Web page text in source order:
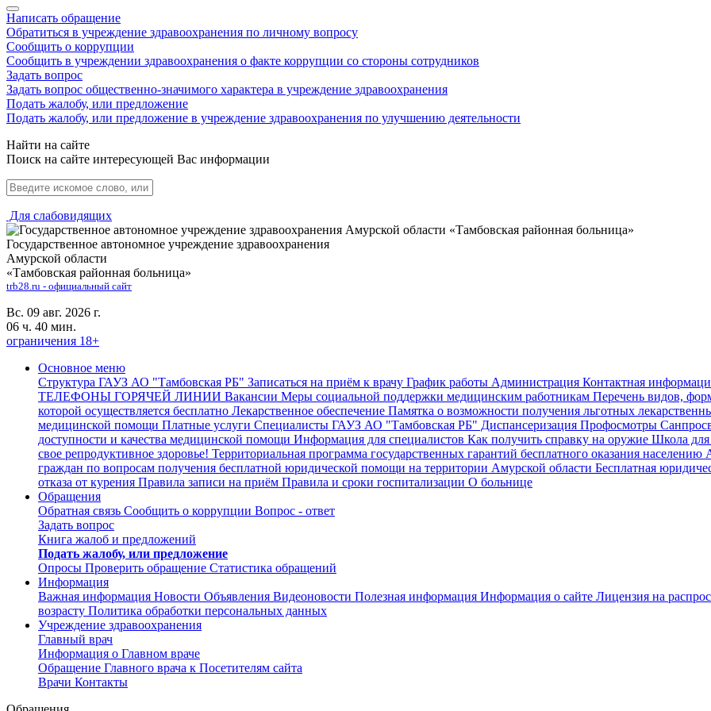
Написать обращение
Обратиться в учреждение здравоохранения по личному вопросу
Сообщить о коррупции
Сообщить в учреждении здравоохранения о факте коррупции со стороны сотрудников
Задать вопрос
Задать вопрос общественно-значимого характера в учреждение здравоохранения
Подать жалобу, или предложение
Подать жалобу, или предложение в учреждение здравоохранения по улучшению деятельности
Найти на сайте
Поиск на сайте интересующей Вас информации
Для слабовидящих
Государственное автономное учреждение здравоохранения
Амурской области
«Тамбовская районная больница»
trb28.ru - официальный сайт
Вс. 09 авг. 2026 г.
06 ч. 40 мин.
ограничения 18+
Основное меню
Структура ГАУЗ АО "Тамбовская РБ" Записаться на приём к врачу График работы Администрация Контактная
ТЕЛЕФОНЫ ГОРЯЧЕЙ ЛИНИИ Вакансии Меры социальной поддержки медицинским работникам Перечень видов,
которой осуществляется бесплатно Лекарственное обеспечение Памятка о возможности получения льготных
медицинской помощи Платные услуги Специалисты ГАУЗ АО "Тамбовская РБ" Диспансеризация Профосмотры
доступности и качества медицинской помощи Информация для специалистов Как получить справку на оружие Школа
свое репродуктивное здоровье! Территориальная программа государственных гарантий бесплатного оказания
граждан по вопросам получения бесплатной юридической помощи на территории Амурской области Бесплатная
отказа от курения Правила записи на приём Правила и сроки госпитализации О больнице
Обращения
Обратная связь Сообщить о коррупции Вопрос - ответ
Задать вопрос
Книга жалоб и предложений
Подать жалобу, или предложение
Опросы Проверить обращение Статистика обращений
Информация
Важная информация Новости Объявления Видеоновости Полезная информация Информация о сайте Лицензия на
возрасту Политика обработки персональных данных
Учреждение здравоохранения
Главный врач
Информация о Главном враче
Обращение Главного врача к Посетителям сайта
Врачи Контакты